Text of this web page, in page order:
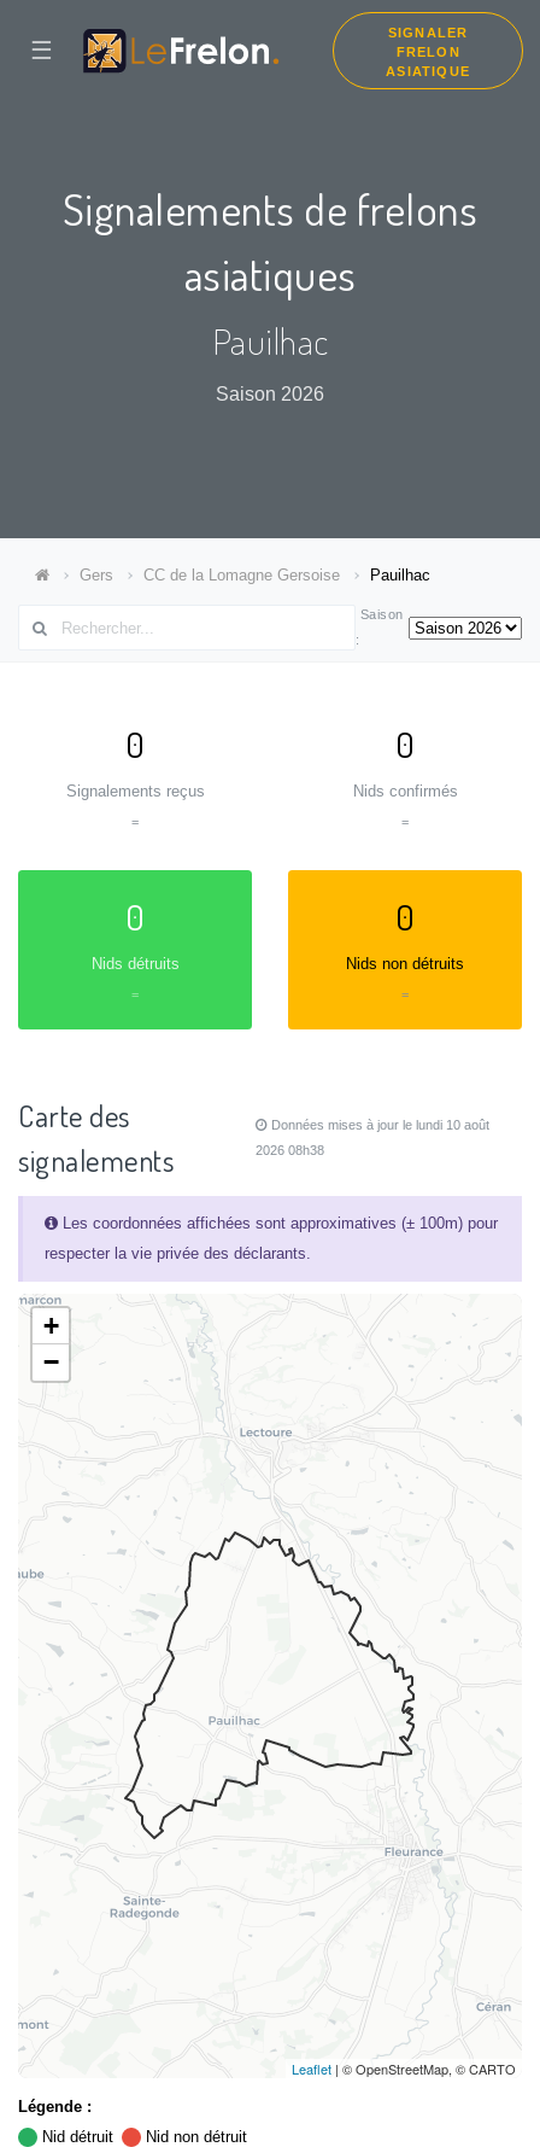
☰
SIGNALER
FRELON
ASIATIQUE
Signalements de frelons
asiatiques
Pauilhac
Saison 2026
Gers CC de la Lomagne Gersoise Pauilhac
Saison
:
0
Signalements reçus
=
0
Nids confirmés
=
0
Nids détruits
=
0
Nids non détruits
=
Carte des
signalements
Données mises à jour le lundi 10 août
2026 08h38
Les coordonnées affichées sont approximatives (± 100m) pour
respecter la vie privée des déclarants.
+
−
Leaflet | © OpenStreetMap, © CARTO
Légende :
Nid détruit
Nid non détruit